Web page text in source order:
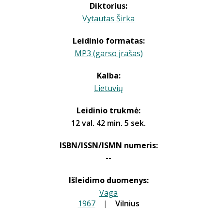
Diktorius:
Vytautas Širka
Leidinio formatas:
MP3 (garso įrašas)
Kalba:
Lietuvių
Leidinio trukmė:
12 val. 42 min. 5 sek.
ISBN/ISSN/ISMN numeris:
--
Išleidimo duomenys:
Vaga
1967 | Vilnius